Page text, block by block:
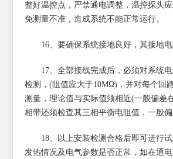
整好温控点，严禁通电调整，温控探头
免测量不准，造成系统不能正常运行。
16、要确保系统接地良好，其接地电
17、全部接线完成后，必须对系统电
检测，(阻值应大于10MΩ)，并对每个回
测量，理论值与实际值须相近(一般偏差
相带还须检查其三相平衡电阻值，一般偏
18、以上安装检测合格后即可进行试
发热情况及电气参数是否正常，如在通